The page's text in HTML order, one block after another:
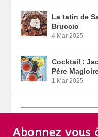
La tatin de
Bruccio
4 Mar 2025
Cocktail :
Père
1 Mar 2025
Abonnez vous